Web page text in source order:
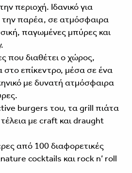
περιοχή. Ιδανικό για
την παρέα, σε ατμόσφαιρα
παγωμένες μπύρες και
που διαθέτει ο χώρος,
επίκεντρο, μέσα σε ένα
με δυνατή ατμόσφαιρα
burgers του, τα grill πιάτα
με craft και draught
από 100 διαφορετικές
cocktails και rock n’ roll